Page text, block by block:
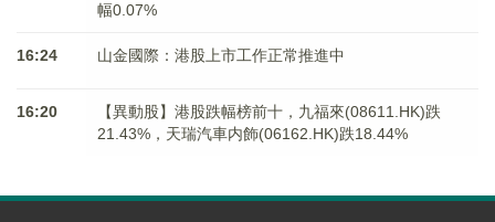
幅0.07%
16:24 山金國際：港股上市工作正常推進中
16:20
【異動股】港股跌幅榜前十，九福來(08611.HK)跌
21.43%，天瑞汽車内飾(06162.HK)跌18.44%